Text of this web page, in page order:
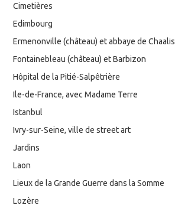
Cimetières
Edimbourg
Ermenonville (château) et abbaye de Chaalis
Fontainebleau (château) et Barbizon
Hôpital de la Pitié-Salpêtrière
Ile-de-France, avec Madame Terre
Istanbul
Ivry-sur-Seine, ville de street art
Jardins
Laon
Lieux de la Grande Guerre dans la Somme
Lozère